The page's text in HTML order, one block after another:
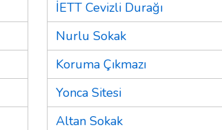
İETT Cevizli Durağı
Nurlu Sokak
Koruma Çıkmazı
Yonca Sitesi
Altan Sokak